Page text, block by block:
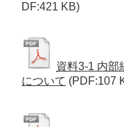
DF:421 KB)
資料3-1 内部
について (PDF:107